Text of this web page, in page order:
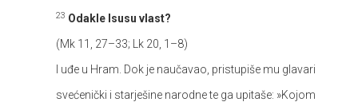
23 Odakle Isusu vlast?
(Mk 11, 27–33; Lk 20, 1–8)
I uđe u Hram. Dok je naučavao, pristupiše mu glavari
svećenički i starješine narodne te ga upitaše: »Kojom